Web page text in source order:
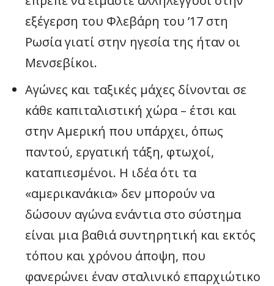
εξέγερση του Φλεβάρη του ’17 στη
Ρωσία γιατί στην ηγεσία της ήταν οι
Μενσεβίκοι.
Αγώνες και ταξικές μάχες δίνονται σε
κάθε καπιταλιστική χώρα – έτσι και
στην Αμερική που υπάρχει, όπως
παντού, εργατική τάξη, φτωχοί,
καταπιεσμένοι. Η ιδέα ότι τα
«αμερικανάκια» δεν μπορούν να
δώσουν αγώνα ενάντια στο σύστημα
είναι μια βαθιά συντηρητική και εκτός
τόπου και χρόνου άποψη, που
φανερώνει έναν σταλινικό επαρχιώτικο